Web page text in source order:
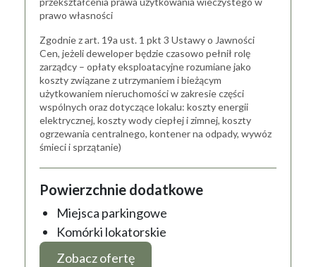
prawo własności
Zgodnie z art. 19a ust. 1 pkt 3 Ustawy o Jawności
Cen, jeżeli deweloper będzie czasowo pełnił rolę
zarządcy – opłaty eksploatacyjne rozumiane jako
koszty związane z utrzymaniem i bieżącym
użytkowaniem nieruchomości w zakresie części
wspólnych oraz dotyczące lokalu: koszty energii
elektrycznej, koszty wody ciepłej i zimnej, koszty
ogrzewania centralnego, kontener na odpady, wywóz
śmieci i sprzątanie)
Powierzchnie dodatkowe
Miejsca parkingowe
Komórki lokatorskie
Zobacz ofertę